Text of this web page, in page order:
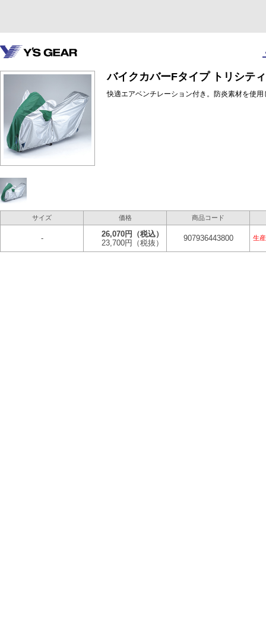
バイクカバーFタイプ トリシテ
快適エアベンチレーション付き。防炎素材を使
サイズ 価格 商品コード
- 26,070円
（税込）
23,700円
（税抜）
907936443800 生